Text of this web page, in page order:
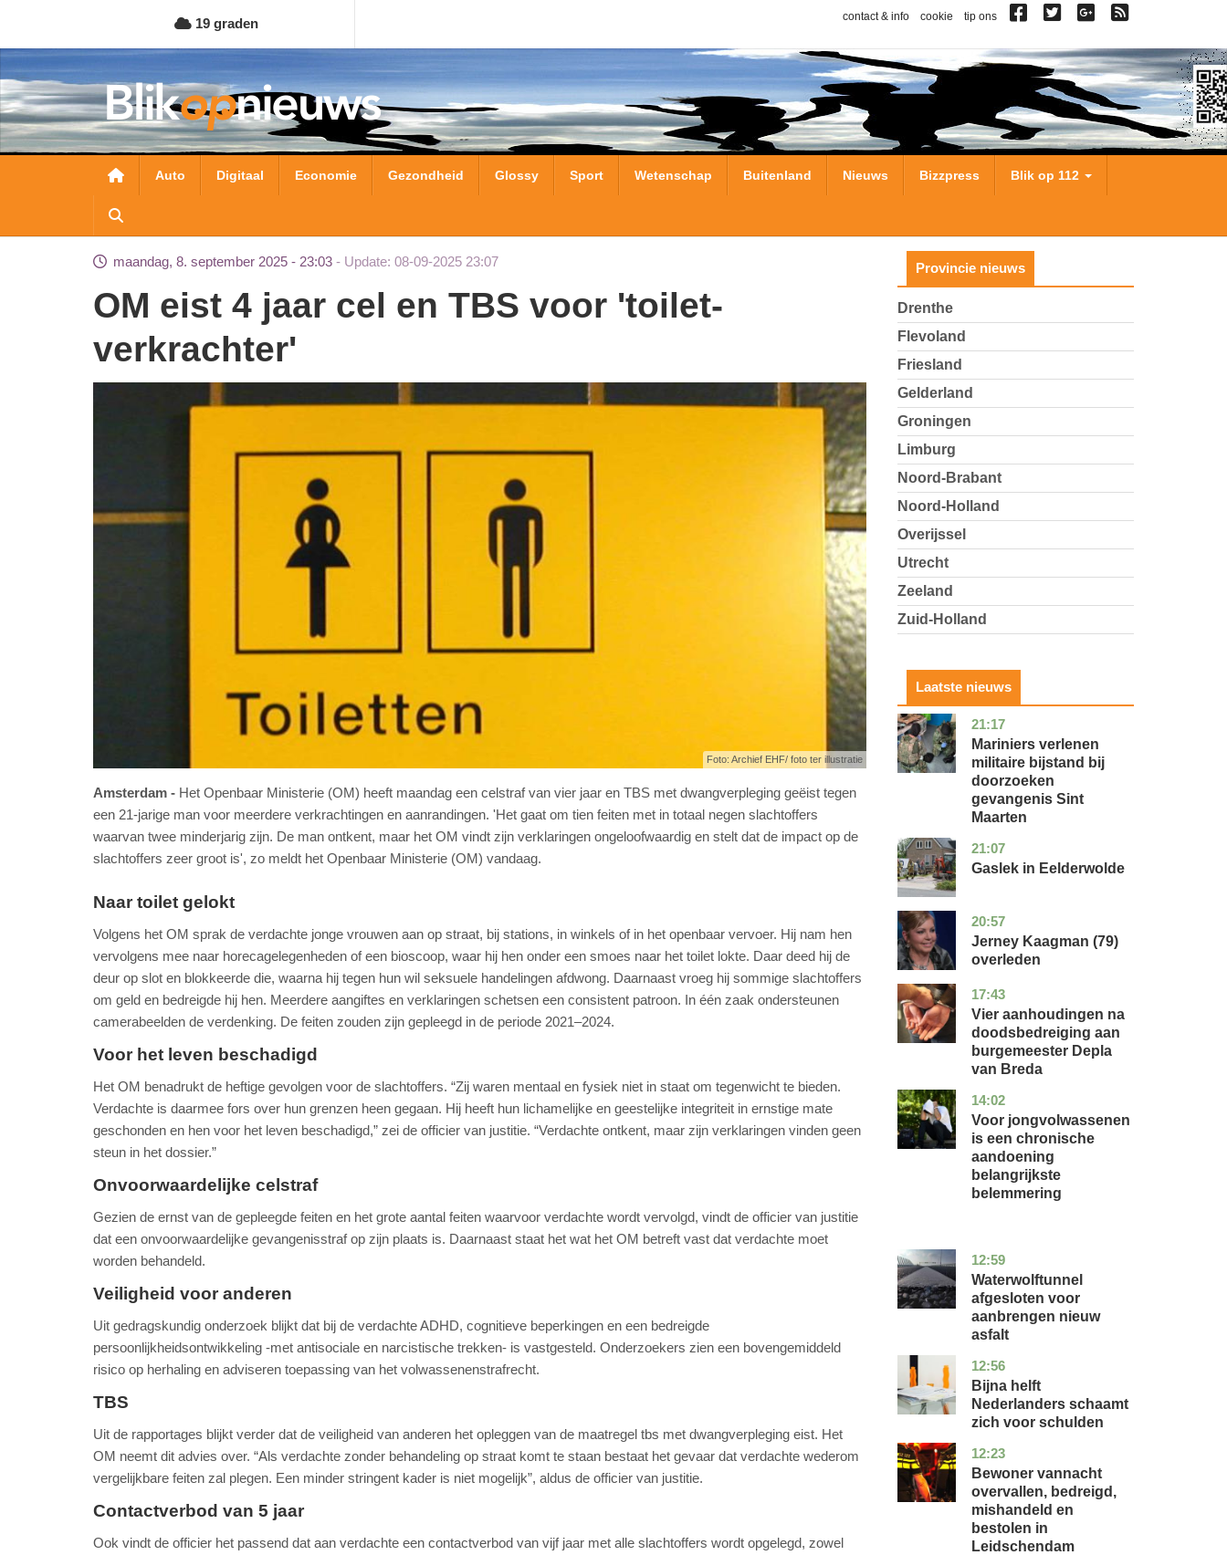
naar
de
inhoud
gaan
19 graden contact & info cookie tip ons
Hoofdnavigatie
Auto Digitaal Economie Gezondheid Glossy Sport Wetenschap Buitenland Nieuws Bizzpress Blik op 112
maandag, 8. september 2025 - 23:03 Update: 08-09-2025 23:07
OM eist 4 jaar cel en TBS voor 'toilet-
verkrachter'
Foto: Archief EHF/ foto ter illustratie
Amsterdam
Het Openbaar Ministerie (OM) heeft maandag een celstraf van vier jaar en TBS met dwangverpleging geëist tegen
een 21-jarige man voor meerdere verkrachtingen en aanrandingen. 'Het gaat om tien feiten met in totaal negen slachtoffers
waarvan twee minderjarig zijn. De man ontkent, maar het OM vindt zijn verklaringen ongeloofwaardig en stelt dat de impact op de
slachtoffers zeer groot is', zo meldt het Openbaar Ministerie (OM) vandaag.
Naar toilet gelokt
Volgens het OM sprak de verdachte jonge vrouwen aan op straat, bij stations, in winkels of in het openbaar vervoer. Hij nam hen
vervolgens mee naar horecagelegenheden of een bioscoop, waar hij hen onder een smoes naar het toilet lokte. Daar deed hij de
deur op slot en blokkeerde die, waarna hij tegen hun wil seksuele handelingen afdwong. Daarnaast vroeg hij sommige slachtoffers
om geld en bedreigde hij hen. Meerdere aangiftes en verklaringen schetsen een consistent patroon. In één zaak ondersteunen
camerabeelden de verdenking. De feiten zouden zijn gepleegd in de periode 2021–2024.
Voor het leven beschadigd
Het OM benadrukt de heftige gevolgen voor de slachtoffers. “Zij waren mentaal en fysiek niet in staat om tegenwicht te bieden.
Verdachte is daarmee fors over hun grenzen heen gegaan. Hij heeft hun lichamelijke en geestelijke integriteit in ernstige mate
geschonden en hen voor het leven beschadigd,” zei de officier van justitie. “Verdachte ontkent, maar zijn verklaringen vinden geen
steun in het dossier.”
Onvoorwaardelijke celstraf
Gezien de ernst van de gepleegde feiten en het grote aantal feiten waarvoor verdachte wordt vervolgd, vindt de officier van justitie
dat een onvoorwaardelijke gevangenisstraf op zijn plaats is. Daarnaast staat het wat het OM betreft vast dat verdachte moet
worden behandeld.
Veiligheid voor anderen
Uit gedragskundig onderzoek blijkt dat bij de verdachte ADHD, cognitieve beperkingen en een bedreigde
persoonlijkheidsontwikkeling -met antisociale en narcistische trekken- is vastgesteld. Onderzoekers zien een bovengemiddeld
risico op herhaling en adviseren toepassing van het volwassenenstrafrecht.
TBS
Uit de rapportages blijkt verder dat de veiligheid van anderen het opleggen van de maatregel tbs met dwangverpleging eist. Het
OM neemt dit advies over. “Als verdachte zonder behandeling op straat komt te staan bestaat het gevaar dat verdachte wederom
vergelijkbare feiten zal plegen. Een minder stringent kader is niet mogelijk”, aldus de officier van justitie.
Contactverbod van 5 jaar
Ook vindt de officier het passend dat aan verdachte een contactverbod van vijf jaar met alle slachtoffers wordt opgelegd, zowel
Provincie nieuws
Drenthe
Flevoland
Friesland
Gelderland
Groningen
Limburg
Noord-Brabant
Noord-Holland
Overijssel
Utrecht
Zeeland
Zuid-Holland
Laatste nieuws
21:17
buitenland
Mariniers verlenen
militaire bijstand bij
doorzoeken
gevangenis Sint
Maarten
21:07
drenthe
nieuws
Gaslek in Eelderwolde
20:57
noord-
glossy
Jerney Kaagman (79)
overleden
17:43
noord-
brabant
nieuws
Vier aanhoudingen na
doodsbedreiging aan
burgemeester Depla
van Breda
14:02
utrecht
gezondheid
Voor jongvolwassenen
is een chronische
aandoening
belangrijkste
belemmering
12:59
noord-
holland
nieuws
Waterwolftunnel
afgesloten voor
aanbrengen nieuw
asfalt
12:56
noord-
holland
economie
Bijna helft
Nederlanders schaamt
zich voor schulden
12:23
zuid-
holland
nieuws
Bewoner vannacht
overvallen, bedreigd,
mishandeld en
bestolen in
Leidschendam